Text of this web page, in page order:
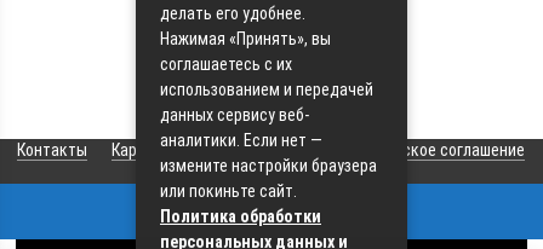
Как выбрать
дизельный
автомобиль
Контакты Карта сайта О сайте Пользовательское соглашение
© 2026 Все права защищены
делать его удобнее.
Нажимая «Принять», вы
соглашаетесь с их
использованием и передачей
данных сервису веб-
аналитики. Если нет —
измените настройки браузера
или покиньте сайт.
Политика обработки
персональных данных и